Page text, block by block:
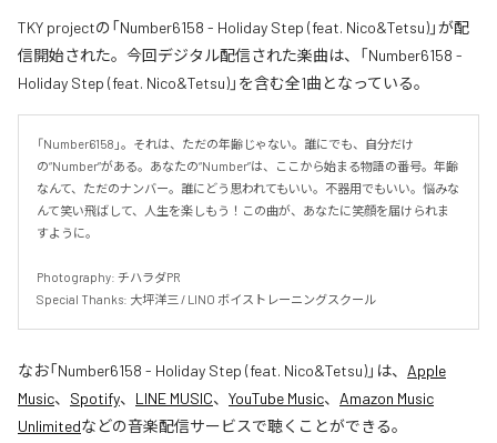
TKY projectの「Number6158 - Holiday Step (feat. Nico&Tetsu)」が配
信開始された。今回デジタル配信された楽曲は、「Number6158 -
Holiday Step (feat. Nico&Tetsu)」を含む全1曲となっている。
「Number6158」。それは、ただの年齢じゃない。誰にでも、自分だけ
の“Number”がある。あなたの“Number”は、ここから始まる物語の番号。年齢
なんて、ただのナンバー。誰にどう思われてもいい。不器用でもいい。悩みな
んて笑い飛ばして、人生を楽しもう！この曲が、あなたに笑顔を届けられま
すように。
Photography: チハラダPR
Special Thanks: 大坪洋三 / LINO ボイストレーニングスクール
なお「Number6158 - Holiday Step (feat. Nico&Tetsu)」は、 Apple
Music、 Spotify、 LINE MUSIC、 YouTube Music、 Amazon Music
Unlimitedなどの音楽配信サービスで聴くことができる。